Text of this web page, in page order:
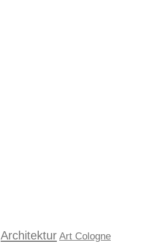
Architektur Art Cologne